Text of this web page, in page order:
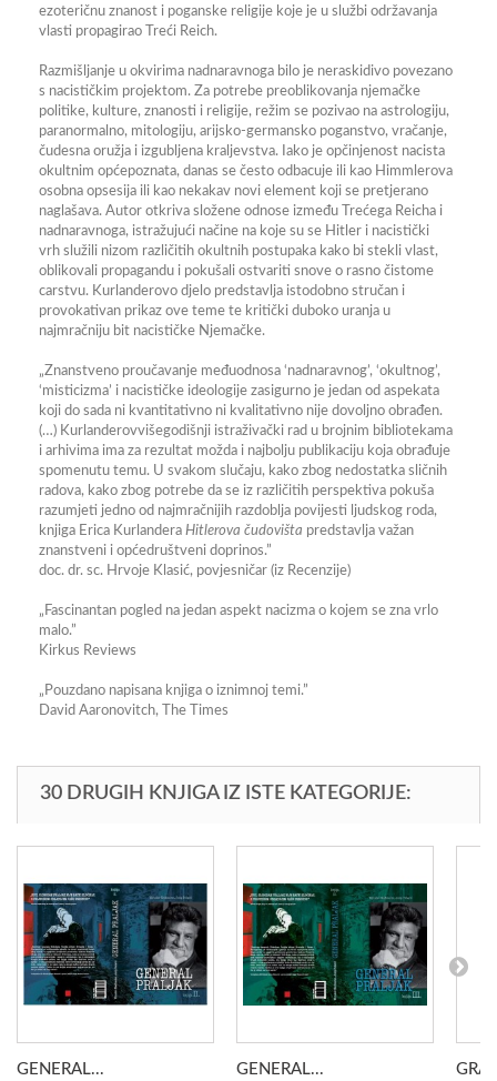
ezoteričnu znanost i poganske religije koje je u službi održavanja
vlasti propagirao
Treći Reich.
Razmišljanje u okvirima nadnaravnoga bilo je neraskidivo povezano
s nacističkim projektom. Za potrebe preoblikovanja njemačke
politike, kulture, znanosti i religije, režim se pozivao na astrologiju,
paranormalno, mitologiju, arijsko-germansko poganstvo, vračanje,
čudesna oružja i izgubljena kraljevstva. Iako je opčinjenost nacista
okultnim općepoznata, danas se često odbacuje ili kao Himmlerova
osobna opsesija ili kao nekakav novi element koji se pretjerano
naglašava. Autor otkriva složene odnose između
Trećega Reicha i
nadnaravnoga, istražujući načine na koje su se Hitler i nacistički
vrh služili nizom različitih okultnih postupaka kako bi stekli vlast,
oblikovali propagandu i pokušali ostvariti snove o rasno čistome
carstvu. Kurlanderovo djelo predstavlja istodobno stručan i
provokativan prikaz ove teme te kritički duboko uranja u
najmračniju bit nacističke Njemačke.
„Znanstveno proučavanje međuodnosa ‘nadnaravnog’, ‘okultnog’,
‘misticizma’ i nacističke ideologije zasigurno je jedan od aspekata
koji do sada ni kvantitativno ni kvalitativno nije dovoljno obrađen.
(…) Kurlanderovvišegodišnji istraživački rad u brojnim bibliotekama
i arhivima ima za rezultat možda i najbolju publikaciju koja obrađuje
spomenutu temu. U svakom slučaju, kako zbog nedostatka sličnih
radova, kako zbog potrebe da se iz različitih perspektiva pokuša
razumjeti jedno od najmračnijih razdoblja povijesti ljudskog roda,
knjiga Erica Kurlandera Hitlerova čudovišta predstavlja važan
znanstveni i općedruštveni doprinos.”
doc. dr. sc. Hrvoje Klasić, povjesničar (iz Recenzije)
„Fascinantan pogled na jedan aspekt nacizma o kojem se zna vrlo
malo.”
Kirkus Reviews
„Pouzdano napisana knjiga o iznimnoj temi.”
David Aaronovitch, The Times
30 DRUGIH KNJIGA IZ ISTE KATEGORIJE:
GENERAL... GENERAL...